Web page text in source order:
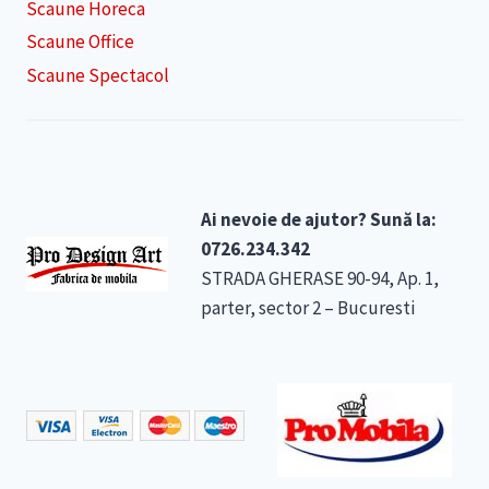
Scaune Horeca
Scaune Office
Scaune Spectacol
Ai nevoie de ajutor? Sună la:
0726.234.342
STRADA GHERASE 90-94, Ap. 1,
parter, sector 2 – Bucuresti